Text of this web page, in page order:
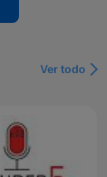
Ver todo